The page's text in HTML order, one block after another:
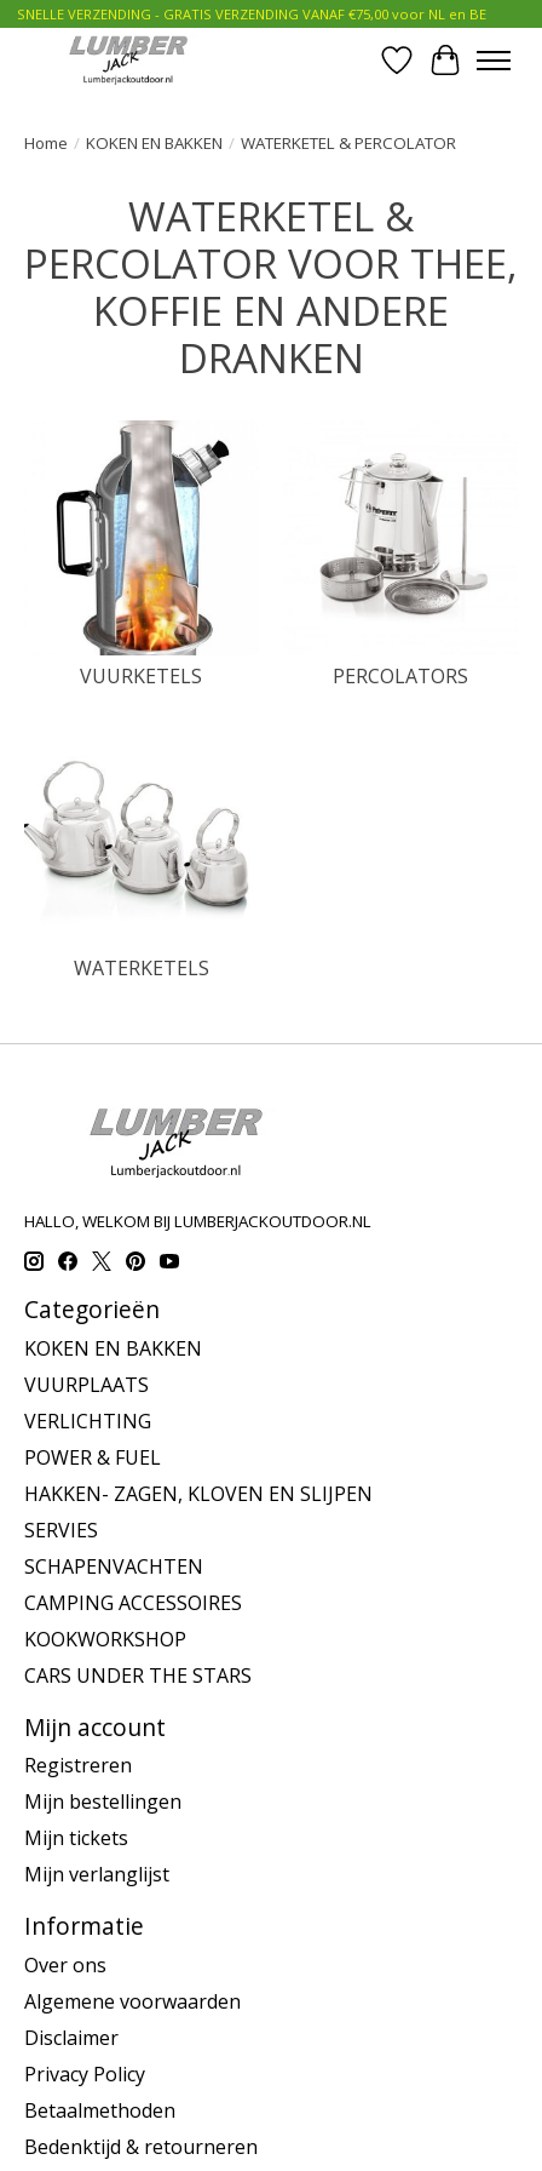
SNELLE VERZENDING - GRATIS VERZENDING VANAF €75,00 voor NL en BE
Verlanglijst
Home / KOKEN EN BAKKEN / WATERKETEL & PERCOLATOR
WATERKETEL &
PERCOLATOR VOOR THEE,
KOFFIE EN ANDERE
DRANKEN
VUURKETELS PERCOLATORS
WATERKETELS
HALLO, WELKOM BIJ LUMBERJACKOUTDOOR.NL
Categorieën
KOKEN EN BAKKEN
VUURPLAATS
VERLICHTING
POWER & FUEL
HAKKEN- ZAGEN, KLOVEN EN SLIJPEN
SERVIES
SCHAPENVACHTEN
CAMPING ACCESSOIRES
KOOKWORKSHOP
CARS UNDER THE STARS
Mijn account
Registreren
Mijn bestellingen
Mijn tickets
Mijn verlanglijst
Informatie
Over ons
Algemene voorwaarden
Disclaimer
Privacy Policy
Betaalmethoden
Bedenktijd & retourneren